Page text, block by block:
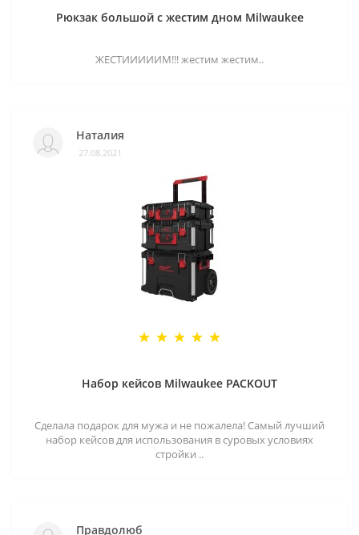
Рюкзак большой с жестим дном Milwaukee
ЖЕСТИИИИИМ!!! жестим жестим..
Наталия
27.08.2021
Набор кейсов Milwaukee PACKOUT
Сделала подарок для мужа и не пожалела! Самый лучший
набор кейсов для использования в суровых условиях
стройки ..
Правдолюб